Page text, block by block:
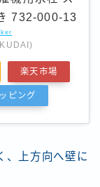
732-000-13
楽天市場
ピング
、上方向へ壁に